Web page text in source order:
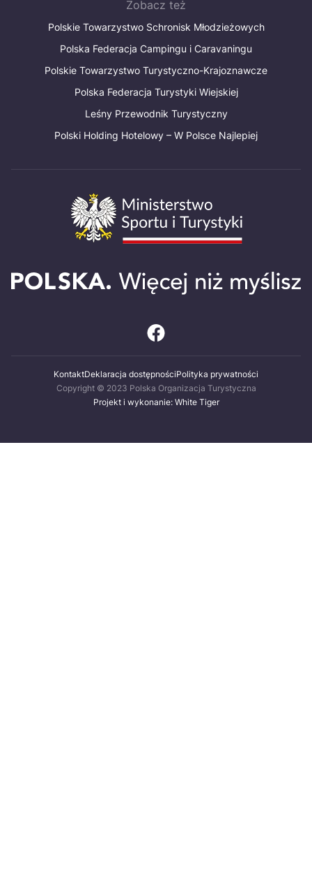
Zobacz też
Polskie Towarzystwo Schronisk Młodzieżowych
Polska Federacja Campingu i Caravaningu
Polskie Towarzystwo Turystyczno-Krajoznawcze
Polska Federacja Turystyki Wiejskiej
Leśny Przewodnik Turystyczny
Polski Holding Hotelowy – W Polsce Najlepiej
KontaktDeklaracja dostępnościPolityka prywatności
Copyright © 2023 Polska Organizacja Turystyczna
Projekt i wykonanie: White Tiger